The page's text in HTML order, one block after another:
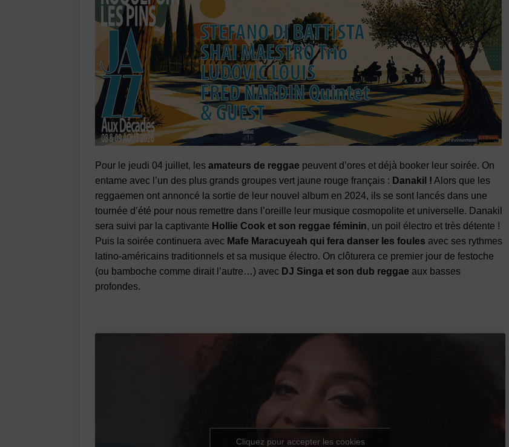
Pour le jeudi 04 juillet, les amateurs de reggae peuvent d’ores et déjà booker leur soirée. On
entame avec l’un des plus grands groupes vert jaune rouge français : Danakil ! Alors que les
reggaemen ont annoncé la sortie de leur nouvel album en 2024, ils se sont lancés dans une
tournée d’été pour nous remettre dans l’oreille leur musique cosmopolite et universelle. Danakil
sera suivi par la captivante Hollie Cook et son reggae féminin, un poil électro et très détente !
Puis la soirée continuera avec Mafe Maracuyeah qui fera danser les foules avec ses rythmes
latino-américains traditionnels et sa musique électro. On clôturera ce premier jour de festoche
(ou bamboche comme dirait l’autre…) avec DJ Singa et son dub reggae aux basses
profondes.
Cliquez pour accepter les cookies